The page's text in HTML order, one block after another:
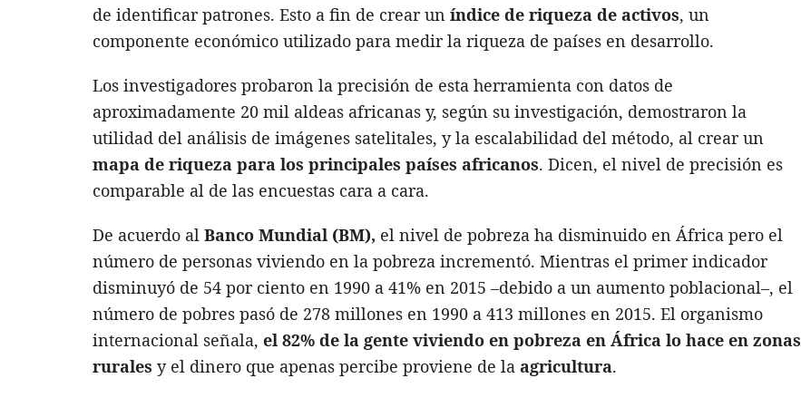
de identificar patrones. Esto a fin de crear un índice de riqueza de activos, un
componente económico utilizado para medir la riqueza de países en desarrollo.
Los investigadores probaron la precisión de esta herramienta con datos de
aproximadamente 20 mil aldeas africanas y, según su investigación, demostraron la
utilidad del análisis de imágenes satelitales, y la escalabilidad del método, al crear un
mapa de riqueza para los principales países africanos. Dicen, el nivel de precisión es
comparable al de las encuestas cara a cara.
De acuerdo al Banco Mundial (BM), el nivel de pobreza ha disminuido en África pero el
número de personas viviendo en la pobreza incrementó. Mientras el primer indicador
disminuyó de 54 por ciento en 1990 a 41% en 2015 –debido a un aumento poblacional–, el
número de pobres pasó de 278 millones en 1990 a 413 millones en 2015. El organismo
internacional señala, el 82% de la gente viviendo en pobreza en África lo hace en zonas
rurales y el dinero que apenas percibe proviene de la agricultura.